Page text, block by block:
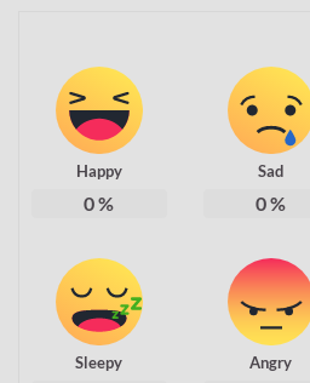
Happy
0%
Sad
0%
Sleepy Angry